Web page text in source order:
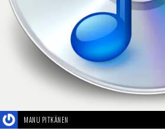
MANU PITKÄNEN